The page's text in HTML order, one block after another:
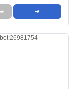
➦ ➜